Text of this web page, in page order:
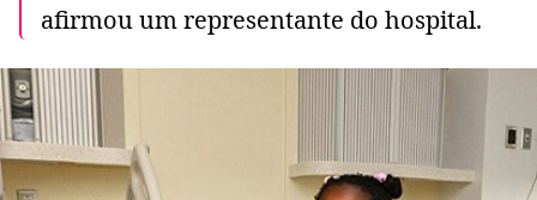
afirmou um representante do hospital.